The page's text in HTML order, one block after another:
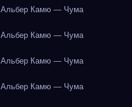
Альбер Камю — Чума
Альбер Камю — Чума
Альбер Камю — Чума
Альбер Камю — Чума